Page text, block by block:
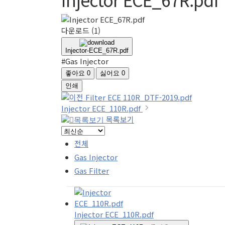
다운로드 (1)
Injector-ECE_67R.pdf
#Gas Injector
좋아요 0 싫어요 0
인쇄
Filter ECE 110R_DTF-2019.pdf
Injector ECE_110R.pdf
목록보기
전체
Gas Injector
Gas Filter
Injector ECE_110R.pdf